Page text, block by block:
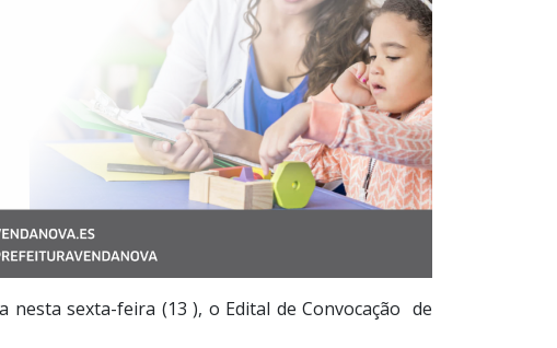
nesta sexta-feira (13 ), o Edital de Convocação de